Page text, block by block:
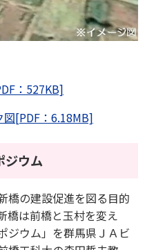
：527KB]
[PDF：6.18MB]
ジウム
橋の建設促進を図る目的
橋は前橋と玉村を変え
ジウム」を群馬県ＪＡビ